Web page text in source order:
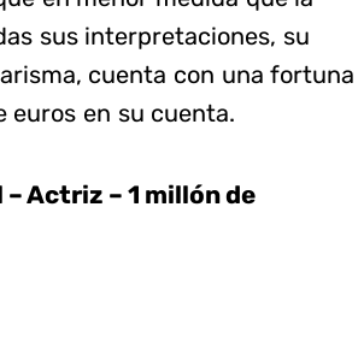
sus interpretaciones, su
cuenta con una fortuna
euros en su cuenta.
– Actriz – 1 millón de